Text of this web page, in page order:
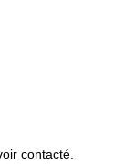
contacté.